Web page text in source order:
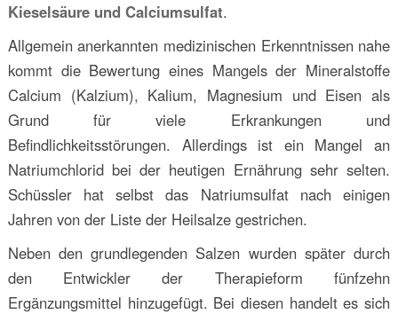
Kieselsäure und Calciumsulfat.
Allgemein anerkannten medizinischen Erkenntnissen nahe
kommt die Bewertung eines Mangels der Mineralstoffe
Calcium (Kalzium), Kalium, Magnesium und Eisen als
Grund für viele Erkrankungen und
Befindlichkeitsstörungen. Allerdings ist ein Mangel an
Natriumchlorid bei der heutigen Ernährung sehr selten.
Schüssler hat selbst das Natriumsulfat nach einigen
Jahren von der Liste der Heilsalze gestrichen.
Neben den grundlegenden Salzen wurden später durch
den Entwickler der Therapieform fünfzehn
Ergänzungsmittel hinzugefügt. Bei diesen handelt es sich